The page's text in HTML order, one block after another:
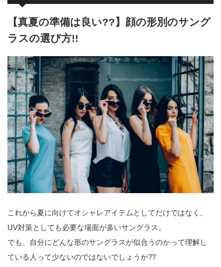
【真夏の準備は良い??】顔の形別のサング
ラスの選び方!!
これから夏に向けてオシャレアイテムとしてだけではなく、
UV対策としても必要な場面が多いサングラス。
でも、自分にどんな形のサングラスが似合うのかって理解し
ている人って少ないのではないでしょうか??